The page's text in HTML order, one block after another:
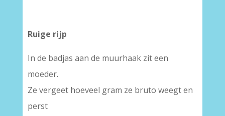
Ruige rijp
In de badjas aan de muurhaak zit een
moeder.
Ze vergeet hoeveel gram ze bruto weegt en
perst